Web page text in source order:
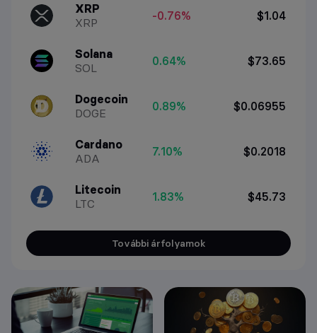
XRP
XRP
-0.76% $1.04
Solana
SOL
0.64% $73.65
Dogecoin
DOGE
0.89% $0.06955
Cardano
ADA
7.10% $0.2018
Litecoin
LTC
1.83% $45.73
További árfolyamok